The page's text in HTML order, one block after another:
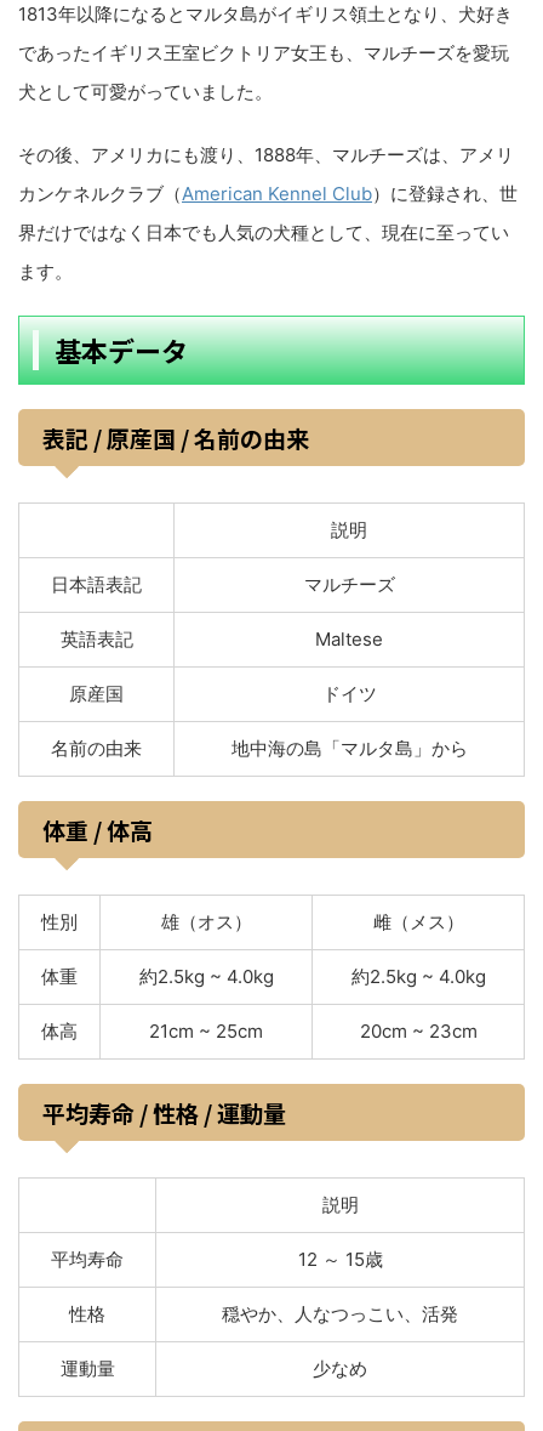
1813年以降になるとマルタ島がイギリス領土となり、犬好き
であったイギリス王室ビクトリア女王も、マルチーズを愛玩
犬として可愛がっていました。
その後、アメリカにも渡り、1888年、マルチーズは、アメリ
カンケネルクラブ（American Kennel Club）に登録され、世
界だけではなく日本でも人気の犬種として、現在に至ってい
ます。
基本データ
表記 / 原産国 / 名前の由来
説明
日本語表記 マルチーズ
英語表記 Maltese
原産国 ドイツ
名前の由来 地中海の島「マルタ島」から
体重 / 体高
性別 雄（オス） 雌（メス）
体重 約2.5kg ~ 4.0kg 約2.5kg ~ 4.0kg
体高 21cm ~ 25cm 20cm ~ 23cm
平均寿命 / 性格 / 運動量
説明
平均寿命 12 ～ 15歳
性格 穏やか、人なつっこい、活発
運動量 少なめ